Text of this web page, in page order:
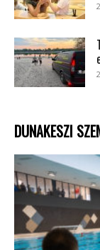
DUNAKESZI